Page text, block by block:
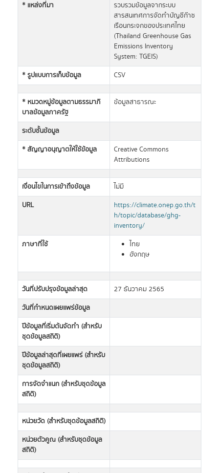
* แหล่งที่มา
รวบรวมข้อมูลจากระบบ
สารสนเทศการจัดทำบัญชีก๊าซ
เรือนกระจกของประเทศไทย
(Thailand Greenhouse Gas
Emissions Inventory
System: TGEIS)
* รูปแบบการเก็บข้อมูล
CSV
* หมวดหมู่ข้อมูลตามธรรมาภิ
บาลข้อมูลภาครัฐ
ข้อมูลสาธารณะ
ระดับชั้นข้อมูล
* สัญญาอนุญาตให้ใช้ข้อมูล
Creative Commons
Attributions
เงื่อนไขในการเข้าถึงข้อมูล
ไม่มี
URL
https://climate.onep.go.th/t
h/topic/database/ghg-
inventory/
ภาษาที่ใช้
ไทย
อังกฤษ
วันที่ปรับปรุงข้อมูลล่าสุด
27 ธันวาคม 2565
วันที่กำหนดเผยแพร่ข้อมูล
ปีข้อมูลที่เริ่มต้นจัดทำ (สำหรับ
ชุดข้อมูลสถิติ)
ปีข้อมูลล่าสุดที่เผยแพร่ (สำหรับ
ชุดข้อมูลสถิติ)
การจัดจำแนก (สำหรับชุดข้อมูล
สถิติ)
หน่วยวัด (สำหรับชุดข้อมูลสถิติ)
หน่วยตัวคูณ (สำหรับชุดข้อมูล
สถิติ)